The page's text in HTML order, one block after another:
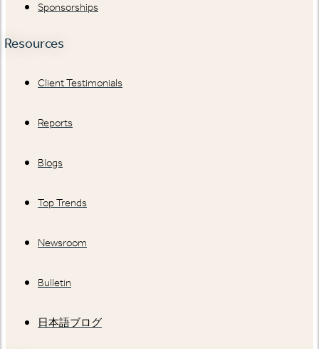
Sponsorships
Resources
Client Testimonials
Reports
Blogs
Top Trends
Newsroom
Bulletin
日本語ブログ